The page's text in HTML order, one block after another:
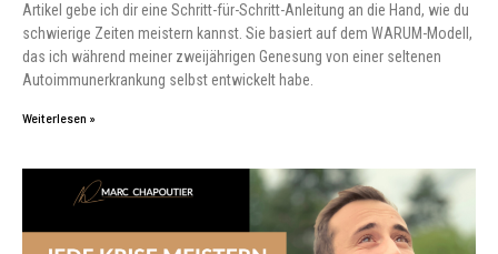
Artikel gebe ich dir eine Schritt-für-Schritt-Anleitung an die Hand, wie du
schwierige Zeiten meistern kannst. Sie basiert auf dem WARUM-Modell,
das ich während meiner zweijährigen Genesung von einer seltenen
Autoimmunerkrankung selbst entwickelt habe.
Weiterlesen »